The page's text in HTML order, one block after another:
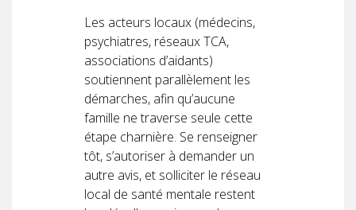
Les acteurs locaux (médecins,
psychiatres, réseaux TCA,
associations d’aidants)
soutiennent parallèlement les
démarches, afin qu’aucune
famille ne traverse seule cette
étape charnière. Se renseigner
tôt, s’autoriser à demander un
autre avis, et solliciter le réseau
local de santé mentale restent